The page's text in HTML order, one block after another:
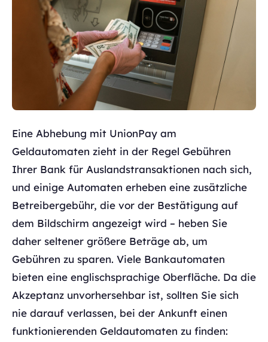
Eine Abhebung mit UnionPay am
Geldautomaten zieht in der Regel Gebühren
Ihrer Bank für Auslandstransaktionen nach sich,
und einige Automaten erheben eine zusätzliche
Betreibergebühr, die vor der Bestätigung auf
dem Bildschirm angezeigt wird – heben Sie
daher seltener größere Beträge ab, um
Gebühren zu sparen. Viele Bankautomaten
bieten eine englischsprachige Oberfläche. Da die
Akzeptanz unvorhersehbar ist, sollten Sie sich
nie darauf verlassen, bei der Ankunft einen
funktionierenden Geldautomaten zu finden: